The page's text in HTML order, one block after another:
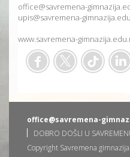
office@savremena-
upis@savremena-
www.savremena-
office@savremena-
DOBRO DOŠLI U
Copyright Savremena